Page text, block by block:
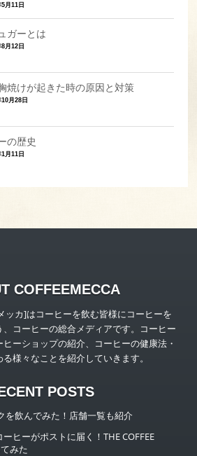
月11日
ガーとは
月12日
焼けが起きた時の原因と対策
月28日
の歴史
月11日
COFFEEMECCA
ッカ]はコーヒーを飲む皆様にコーヒーを
コーヒーの総合メディアです。コーヒー
ーショップの紹介、コーヒーの健康法・
様々なことを紹介していきます。
POSTS
を飲んでみた！店舗一覧も紹介
ヒーがポストに届く！THE COFFEE
みた